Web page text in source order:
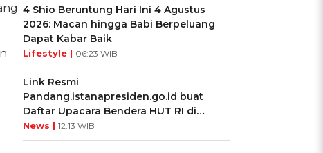
4 Shio Beruntung Hari Ini 4 Agustus
2026: Macan hingga Babi Berpeluang
Dapat Kabar Baik
Lifestyle | 06:23 WIB
Link Resmi
Pandang.istanapresiden.go.id buat
Daftar Upacara Bendera HUT RI di
Istana Negara
News | 12:13 WIB